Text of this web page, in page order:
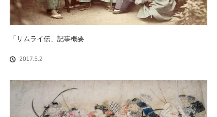
「サムライ伝」記事概要
2017.5.2